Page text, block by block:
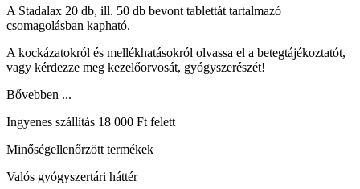
A Stadalax 20 db, ill. 50 db bevont tablettát tartalmazó
csomagolásban kapható.
A kockázatokról és mellékhatásokról olvassa el a betegtájékoztatót,
vagy kérdezze meg kezelőorvosát, gyógyszerészét!
Bővebben ...
Ingyenes szállítás 18 000 Ft felett
Minőségellenőrzött termékek
Valós gyógyszertári háttér